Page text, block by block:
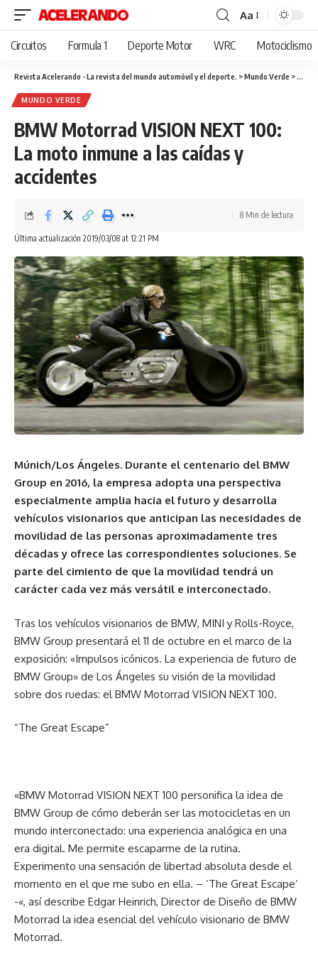
Cambiar
tamaño
fuente
Aa
Circuitos Formula 1 Deporte Motor WRC Motociclismo
Revista Acelerando - La revista del mundo automóvil y el deporte. >Mundo Verde > BMW
MUNDO VERDE
BMW Motorrad VISION NEXT 100:
La moto inmune a las caídas y
accidentes
Última actualización 2019/03/08 at 12:21 PM
8 Min de lectura
Múnich/Los Ángeles. Durante el centenario del BMW
Group en 2016, la empresa adopta una perspectiva
especialmente amplia hacia el futuro y desarrolla
vehículos visionarios que anticipan las necesidades de
movilidad de las personas aproximadamente tres
décadas y ofrece las correspondientes soluciones. Se
parte del cimiento de que la movilidad tendrá un
carácter cada vez más versátil e interconectado.
Tras los vehículos visionarios de BMW, MINI y Rolls-Royce,
BMW Group presentará el 11 de octubre en el marco de la
exposición: «Impulsos icónicos. La experiencia de futuro de
BMW Group» de Los Ángeles su visión de la movilidad
sobre dos ruedas: el BMW Motorrad VISION NEXT 100.
“The Great Escape”
«BMW Motorrad VISION NEXT 100 personifica la idea de
BMW Group de cómo deberán ser las motocicletas en un
mundo interconectado: una experiencia analógica en una
era digital. Me permite escaparme de la rutina.
Experimento una sensación de libertad absoluta desde el
momento en el que me subo en ella. – ‘The Great Escape’
-«, así describe Edgar Heinrich, Director de Diseño de BMW
Motorrad la idea esencial del vehículo visionario de BMW
Motorrad.